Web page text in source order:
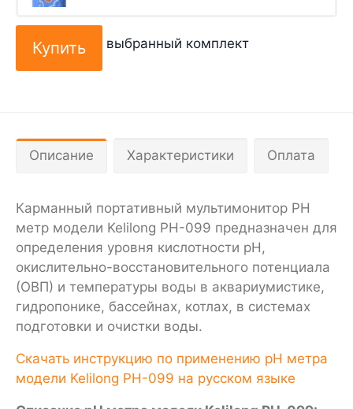
выбранный комплект
Описание Характеристики Оплата
Карманный портативный мультимонитор PH
метр модели Kelilong PH-099 предназначен для
определения уровня кислотности pH,
окислительно-восстановительного потенциала
(ОВП) и температуры воды в аквариумистике,
гидропонике, бассейнах, котлах, в системах
подготовки и очистки воды.
Скачать инструкцию по применению pH метра
модели Kelilong PH-099 на русском языке